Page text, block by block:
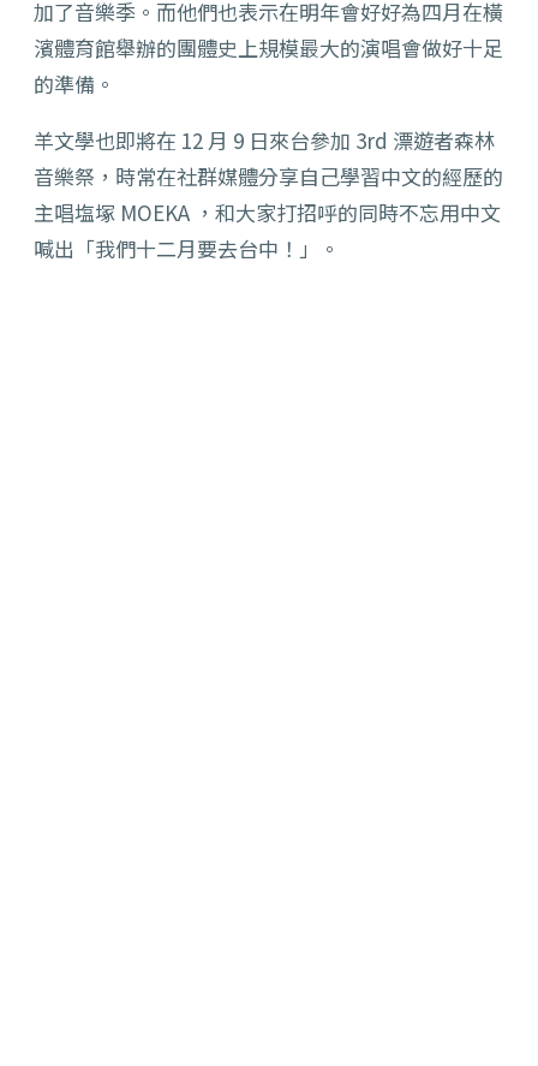
加了音樂季。而他們也表示在明年會好好為四月在橫
濱體育館舉辦的團體史上規模最大的演唱會做好十足
的準備。
羊文學也即將在 12 月 9 日來台參加 3rd 漂遊者森林
音樂祭，時常在社群媒體分享自己學習中文的經歷的
主唱塩塚 MOEKA ，和大家打招呼的同時不忘用中文
喊出「我們十二月要去台中！」。